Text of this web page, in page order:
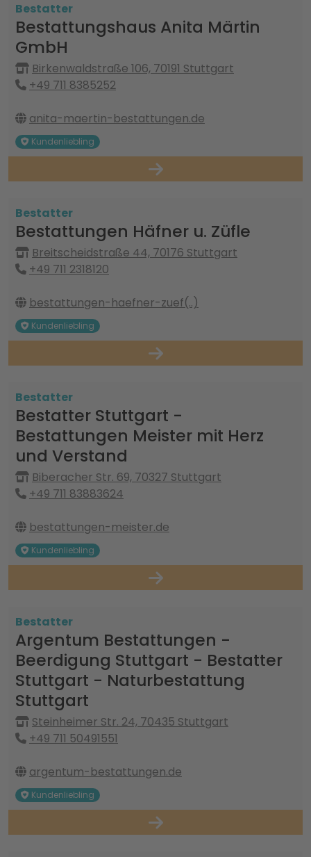
Bestatter
Bestattungshaus Anita Märtin
GmbH
Birkenwaldstraße 106, 70191 Stuttgart
+49 711 8385252
anita-maertin-bestattungen.de
Kundenliebling
Bestatter
Bestattungen Häfner u. Züfle
Breitscheidstraße 44, 70176 Stuttgart
+49 711 2318120
bestattungen-haefner-zuef(..)
Kundenliebling
Bestatter
Bestatter Stuttgart -
Bestattungen Meister mit Herz
und Verstand
Biberacher Str. 69, 70327 Stuttgart
+49 711 83883624
bestattungen-meister.de
Kundenliebling
Bestatter
Argentum Bestattungen -
Beerdigung Stuttgart - Bestatter
Stuttgart - Naturbestattung
Stuttgart
Steinheimer Str. 24, 70435 Stuttgart
+49 711 50491551
argentum-bestattungen.de
Kundenliebling